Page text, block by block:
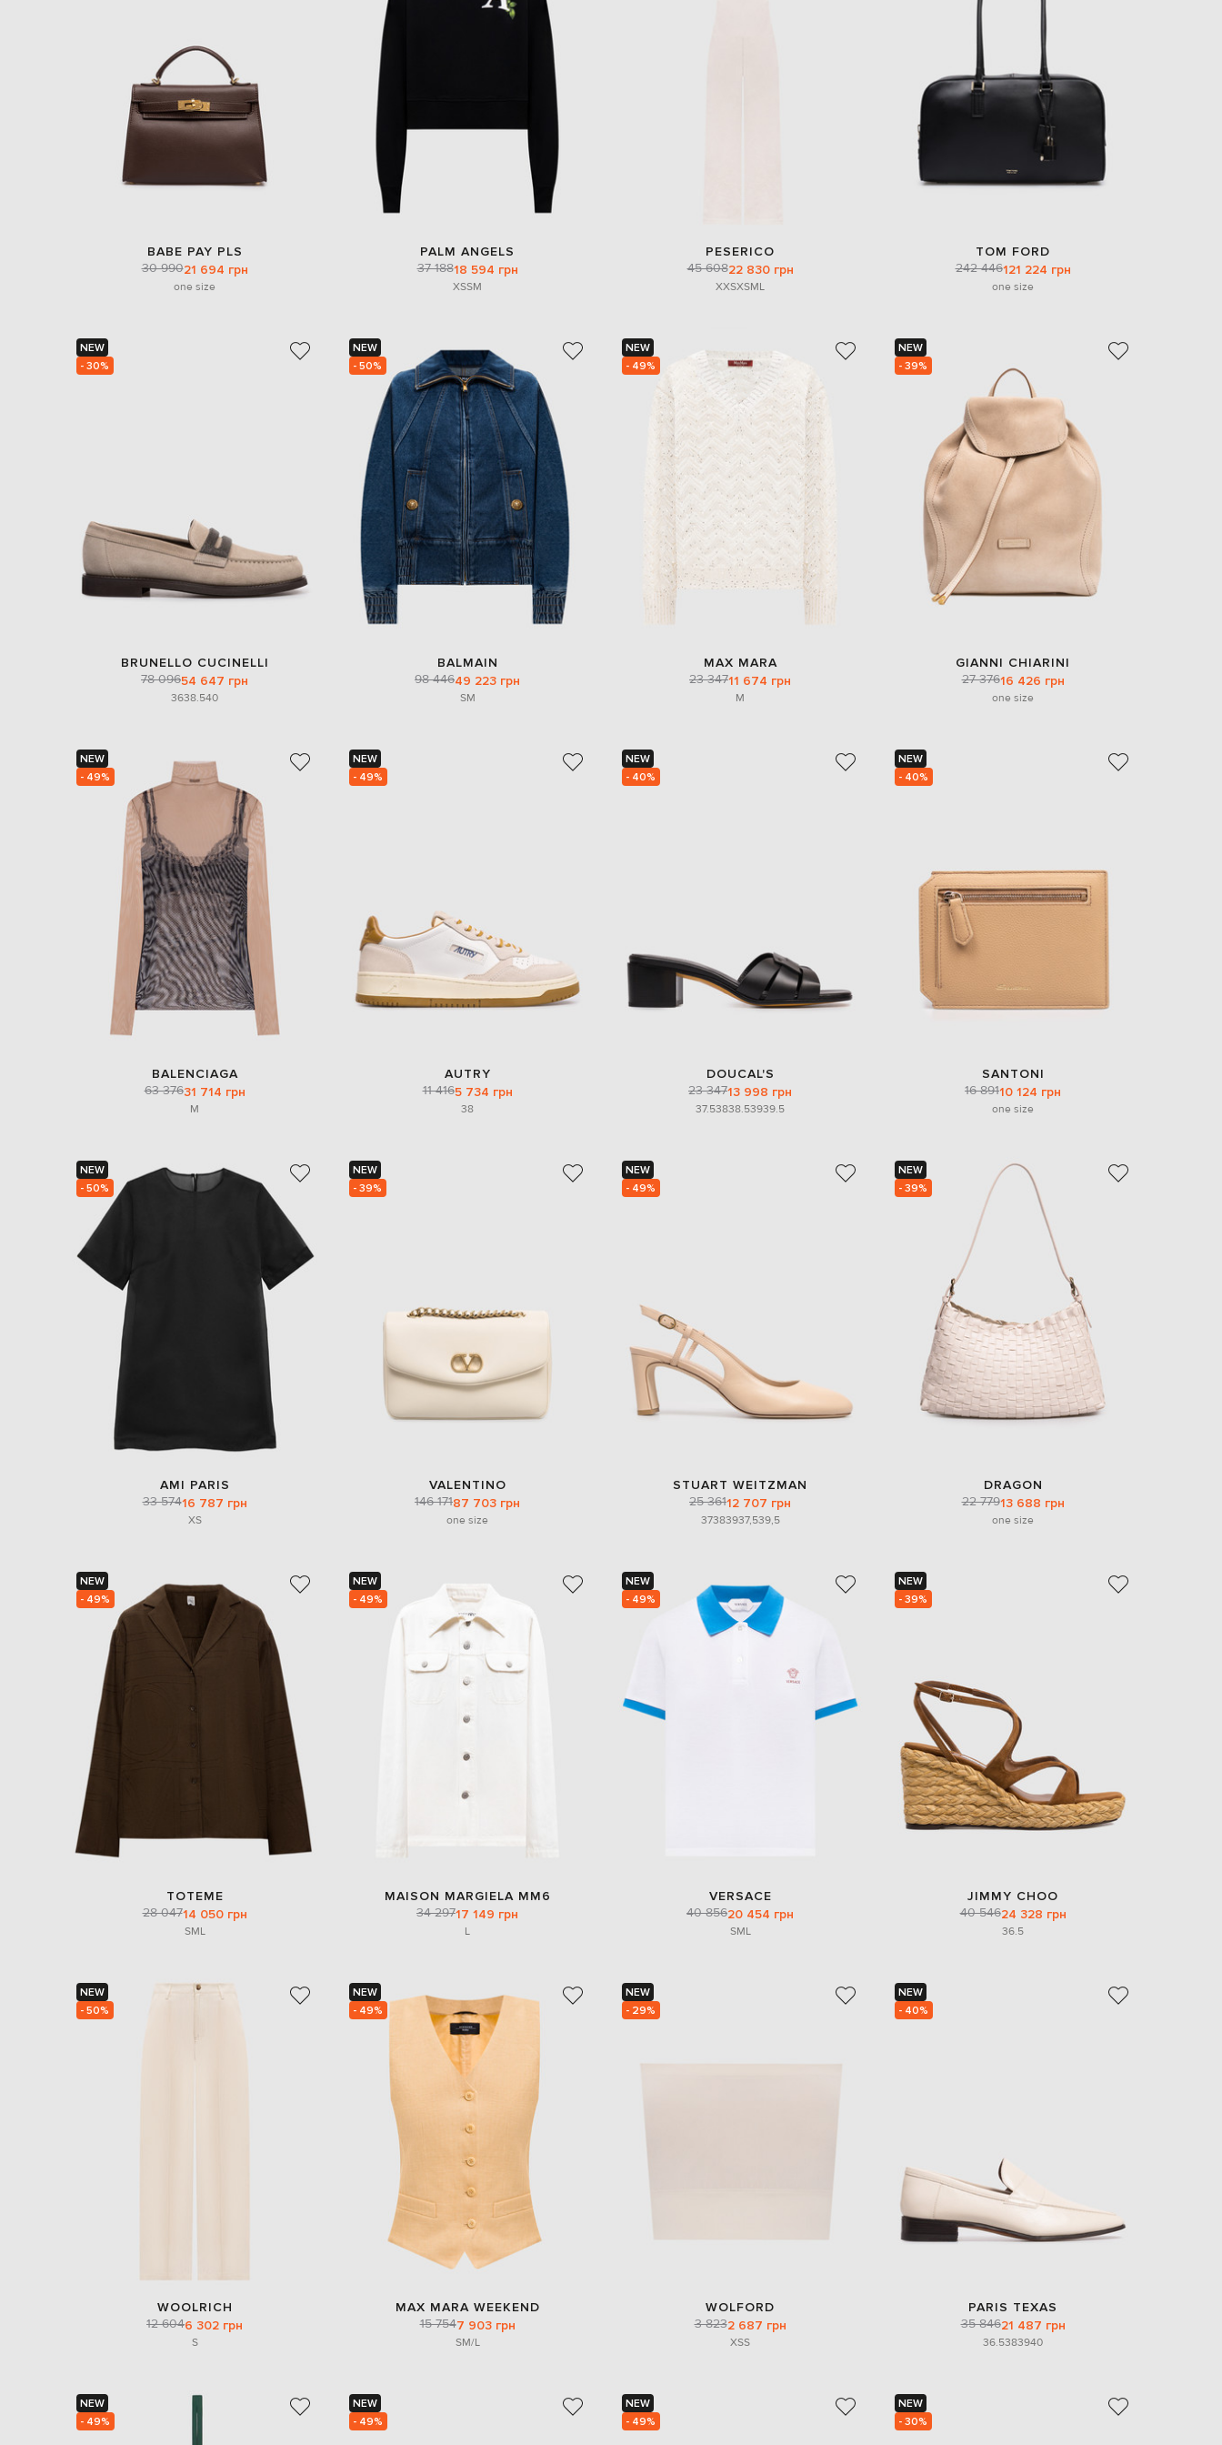
Lithuania
Luxembourg
Sweden
BABE PAY PLS
30 99021 694 грн
one size
PALM ANGELS
37 18818 594 грн
XSSM
PESERICO
45 60822 830 грн
XXSXSML
TOM FORD
242 446121 224 грн
one size
NEW
- 30%
BRUNELLO CUCINELLI
78 09654 647 грн
3638.540
NEW
- 50%
BALMAIN
98 44649 223 грн
SM
NEW
- 49%
MAX MARA
23 34711 674 грн
M
NEW
- 39%
GIANNI CHIARINI
27 37616 426 грн
one size
NEW
- 49%
BALENCIAGA
63 37631 714 грн
M
NEW
- 49%
AUTRY
11 4165 734 грн
38
NEW
- 40%
DOUCAL'S
23 34713 998 грн
37.53838.53939.5
NEW
- 40%
SANTONI
16 89110 124 грн
one size
NEW
- 50%
AMI PARIS
33 57416 787 грн
XS
NEW
- 39%
VALENTINO
146 17187 703 грн
one size
NEW
- 49%
STUART WEITZMAN
25 36112 707 грн
37383937,539,5
NEW
- 39%
DRAGON
22 77913 688 грн
one size
NEW
- 49%
TOTEME
28 04714 050 грн
SML
NEW
- 49%
MAISON MARGIELA MM6
34 29717 149 грн
L
NEW
- 49%
VERSACE
40 85620 454 грн
SML
NEW
- 39%
JIMMY CHOO
40 54624 328 грн
36.5
NEW
- 50%
WOOLRICH
12 6046 302 грн
S
NEW
- 49%
MAX MARA WEEKEND
15 7547 903 грн
SM/L
NEW
- 29%
WOLFORD
3 8232 687 грн
XSS
NEW
- 40%
PARIS TEXAS
35 84621 487 грн
36.5383940
NEW
- 49%
NEW
- 49%
NEW
- 49%
NEW
- 30%